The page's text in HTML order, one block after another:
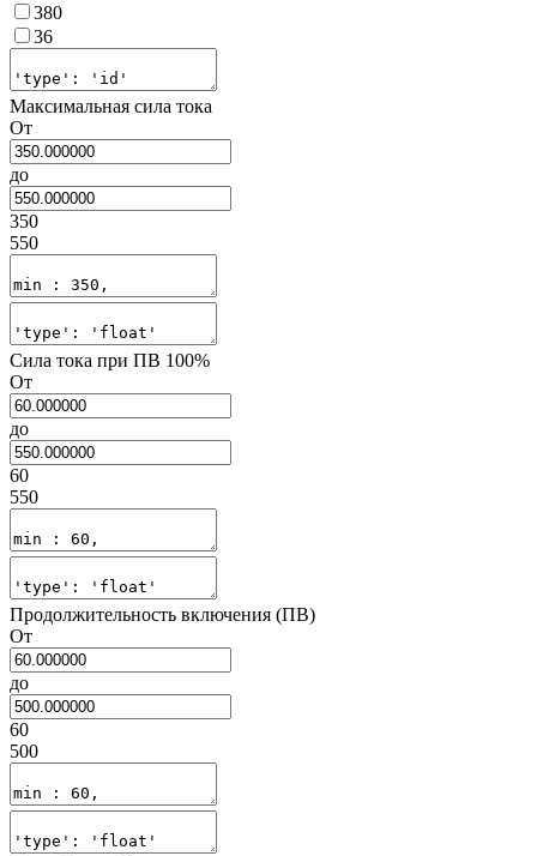
380
36
Максимальная сила тока
От
до
350
550
Сила тока при ПВ 100%
От
до
60
550
Продолжительность включения (ПВ)
От
до
60
500